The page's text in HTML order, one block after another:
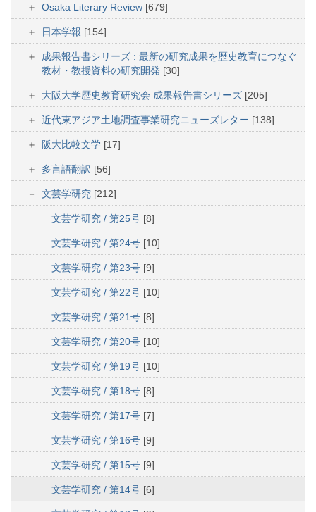
Osaka Literary Review [679]
日本学報 [154]
成果報告書シリーズ : 最新の研究成果を歴史教育につなぐ
教材・教授資料の研究開発 [30]
大阪大学歴史教育研究会 成果報告書シリーズ [205]
近代東アジア土地調査事業研究ニューズレター [138]
阪大比較文学 [17]
多言語翻訳 [56]
文芸学研究 [212]
文芸学研究 / 第25号 [8]
文芸学研究 / 第24号 [10]
文芸学研究 / 第23号 [9]
文芸学研究 / 第22号 [10]
文芸学研究 / 第21号 [8]
文芸学研究 / 第20号 [10]
文芸学研究 / 第19号 [10]
文芸学研究 / 第18号 [8]
文芸学研究 / 第17号 [7]
文芸学研究 / 第16号 [9]
文芸学研究 / 第15号 [9]
文芸学研究 / 第14号 [6]